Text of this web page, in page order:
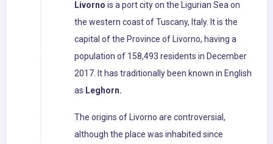
Livorno is a port city on the Ligurian Sea on
the western coast of Tuscany, Italy. It is the
capital of the Province of Livorno, having a
population of 158,493 residents in December
2017. It has traditionally been known in English
as Leghorn.
The origins of Livorno are controversial,
although the place was inhabited since